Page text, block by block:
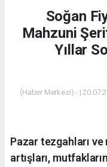
Soğan
Mahzuni
Yıllar
(Haber Merkezi) - |
Pazar tezgahları
artışları,